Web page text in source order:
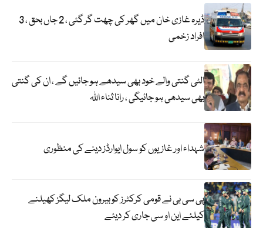
ڈیرہ غازی خان میں گھر کی چھت گر گئی ، 2 جاں بحق ، 3
افراد زخمی
الٹی گنتی والے خود بھی سیدھے ہو جائیں گے ، ان کی گنتی
بھی سیدھی ہو جائیگی ، رانا ثناء اللہ
شہداء اور غازیوں کو سول ایوارڈز دینے کی منظوری
پی سی بی نے قومی کرکٹرز کو بیرون ملک لیگز کھیلنے
کیلئے این او سی جاری کر دیئے